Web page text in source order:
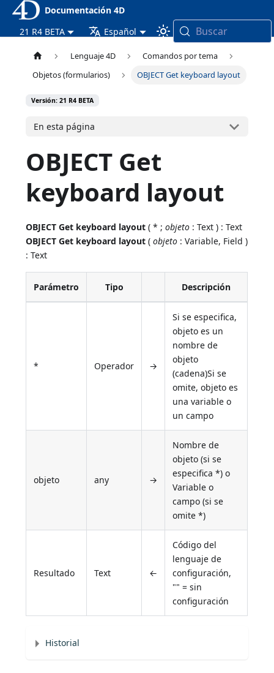
Documentación 4D
21 R4 BETA
Español Buscar
Lenguaje 4D
Comandos por tema
Objetos (formularios)
OBJECT Get keyboard layout
Versión: 21 R4 BETA
En esta página
OBJECT Get
keyboard layout
OBJECT Get keyboard layout ( * ;objeto : Text ) : Text
OBJECT Get keyboard layout (objeto : Variable, Field )
: Text
Parámetro Tipo Descripción
* Operador →
Si se especifica,
objeto es un
nombre de
objeto
(cadena)Si se
omite, objeto es
una variable o
un campo
objeto any →
Nombre de
objeto (si se
especifica *) o
Variable o
campo (si se
omite *)
Resultado Text ←
Código del
lenguaje de
configuración,
"" = sin
configuración
Historial